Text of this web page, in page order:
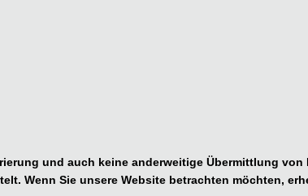
und auch keine anderweitige Übermittlung von
Wenn Sie unsere Website betrachten möchten,